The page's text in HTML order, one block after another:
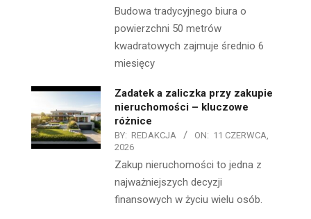
Budowa tradycyjnego biura o
powierzchni 50 metrów
kwadratowych zajmuje średnio 6
miesięcy
Zadatek a zaliczka przy zakupie
nieruchomości – kluczowe
różnice
BY: REDAKCJA ON: 11 CZERWCA,
2026
Zakup nieruchomości to jedna z
najważniejszych decyzji
finansowych w życiu wielu osób.